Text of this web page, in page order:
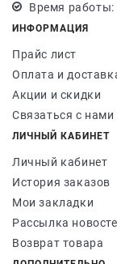
Время работы:
ИНФОРМАЦИЯ
Прайс лист
Оплата и
Акции и скидки
Связаться с нами
ЛИЧНЫЙ КАБИНЕТ
Личный кабинет
История заказов
Мои закладки
Рассылка
Возврат товара